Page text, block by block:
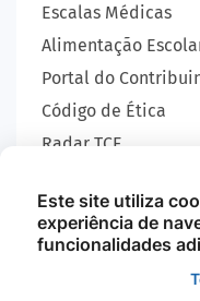
Escalas Médicas
Alimentação
Portal do
Código de Ética
Radar TCE
SIC
GEOBRAS
Este site utiliza
experiência de
funcionalidades